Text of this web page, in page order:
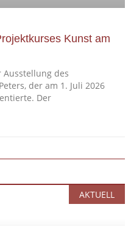
Kunst am
des
der am 1. Juli 2026
Der
AKTUELL